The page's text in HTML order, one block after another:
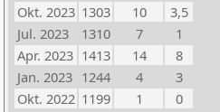
Okt. 2023 1303 10
3,5
Jul. 2023
1310 7
1
Apr. 2023 1413 14
8
Jan. 2023 1244 4
3
Okt. 2022 1199 1
0